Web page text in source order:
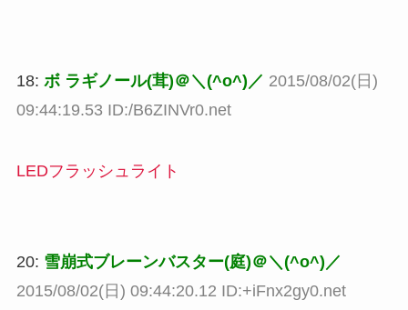
18: ボ ラギノール(茸)＠＼(^o^)／ 2015/08/02(日)
09:44:19.53 ID:/B6ZINVr0.net
LEDフラッシュライト
20: 雪崩式ブレーンバスター(庭)＠＼(^o^)／
2015/08/02(日) 09:44:20.12 ID:+iFnx2gy0.net